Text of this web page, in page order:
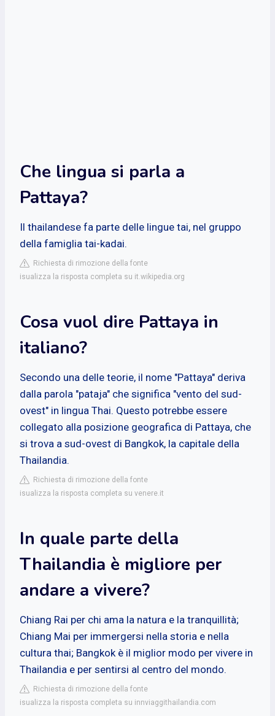
Che lingua si parla a
Pattaya?
Il thailandese fa parte delle lingue tai, nel gruppo
della famiglia tai-kadai.
Richiesta di rimozione della fonte
isualizza la risposta completa su it.wikipedia.org
Cosa vuol dire Pattaya in
italiano?
Secondo una delle teorie, il nome "Pattaya" deriva
dalla parola "pataja" che significa "vento del sud-
ovest" in lingua Thai. Questo potrebbe essere
collegato alla posizione geografica di Pattaya, che
si trova a sud-ovest di Bangkok, la capitale della
Thailandia.
Richiesta di rimozione della fonte
isualizza la risposta completa su venere.it
In quale parte della
Thailandia è migliore per
andare a vivere?
Chiang Rai per chi ama la natura e la tranquillità;
Chiang Mai per immergersi nella storia e nella
cultura thai; Bangkok è il miglior modo per vivere in
Thailandia e per sentirsi al centro del mondo.
Richiesta di rimozione della fonte
isualizza la risposta completa su innviaggithailandia.com